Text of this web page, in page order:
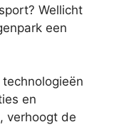
Wellicht
een
en
verhoogt de